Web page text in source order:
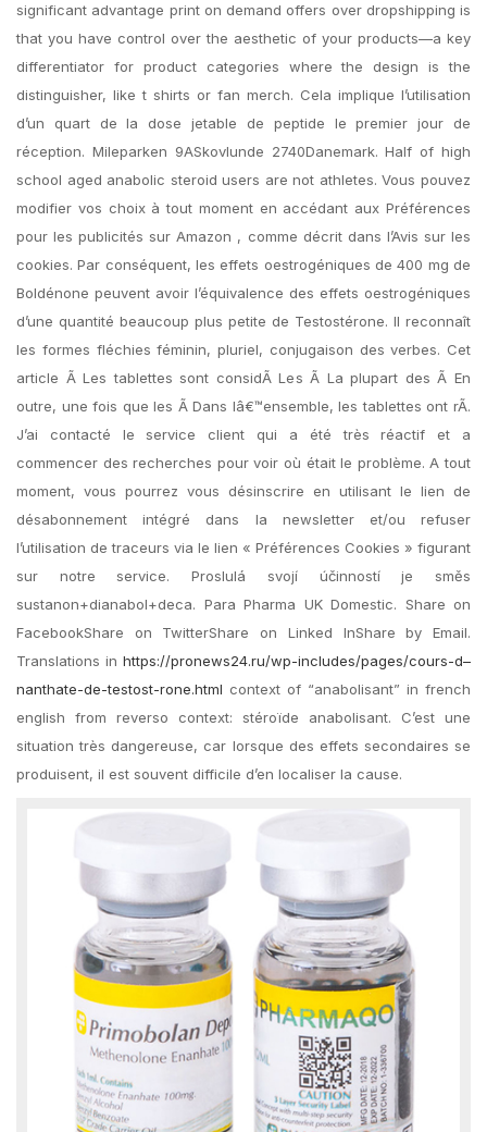
significant advantage print on demand offers over dropshipping is
that you have control over the aesthetic of your products—a key
differentiator for product categories where the design is the
distinguisher, like t shirts or fan merch. Cela implique l’utilisation
d’un quart de la dose jetable de peptide le premier jour de
réception. Mileparken 9ASkovlunde 2740Danemark. Half of high
school aged anabolic steroid users are not athletes. Vous pouvez
modifier vos choix à tout moment en accédant aux Préférences
pour les publicités sur Amazon , comme décrit dans l’Avis sur les
cookies. Par conséquent, les effets oestrogéniques de 400 mg de
Boldénone peuvent avoir l’équivalence des effets oestrogéniques
d’une quantité beaucoup plus petite de Testostérone. Il reconnaît
les formes fléchies féminin, pluriel, conjugaison des verbes. Cet
article Ã Les tablettes sont considÃ Les Ã La plupart des Ã En
outre, une fois que les Ã Dans lâ€™ensemble, les tablettes ont rÃ.
J’ai contacté le service client qui a été très réactif et a
commencer des recherches pour voir où était le problème. A tout
moment, vous pourrez vous désinscrire en utilisant le lien de
désabonnement intégré dans la newsletter et/ou refuser
l’utilisation de traceurs via le lien « Préférences Cookies » figurant
sur notre service. Proslulá svojí účinností je směs
sustanon+dianabol+deca. Para Pharma UK Domestic. Share on
FacebookShare on TwitterShare on Linked InShare by Email.
Translations in https://pronews24.ru/wp-includes/pages/cours-d–
nanthate-de-testost-rone.html context of “anabolisant” in french
english from reverso context: stéroïde anabolisant. C’est une
situation très dangereuse, car lorsque des effets secondaires se
produisent, il est souvent difficile d’en localiser la cause.